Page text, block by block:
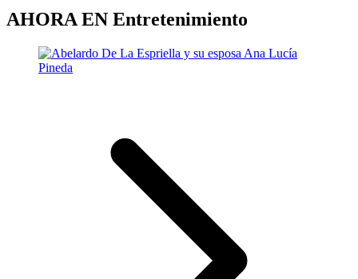
AHORA EN Entretenimiento